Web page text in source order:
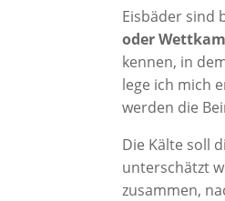
Eisbäder sind
oder
kennen, in
lege ich mich
werden die
Die Kälte soll
unterschätzt
zusammen,